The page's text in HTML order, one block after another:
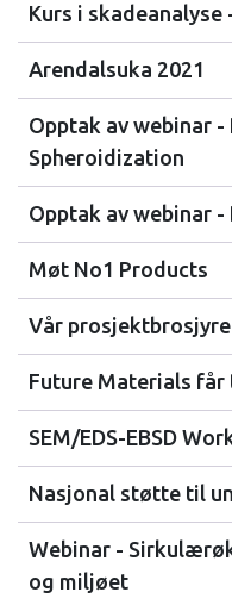
Kurs i skadeanalyse
Arendalsuka 2021
Opptak av webinar -
Spheroidization
Opptak av webinar
Møt No1 Products
Vår
Future Materials
SEM/EDS-EBSD
Nasjonal støtte til
Webinar -
og miljøet